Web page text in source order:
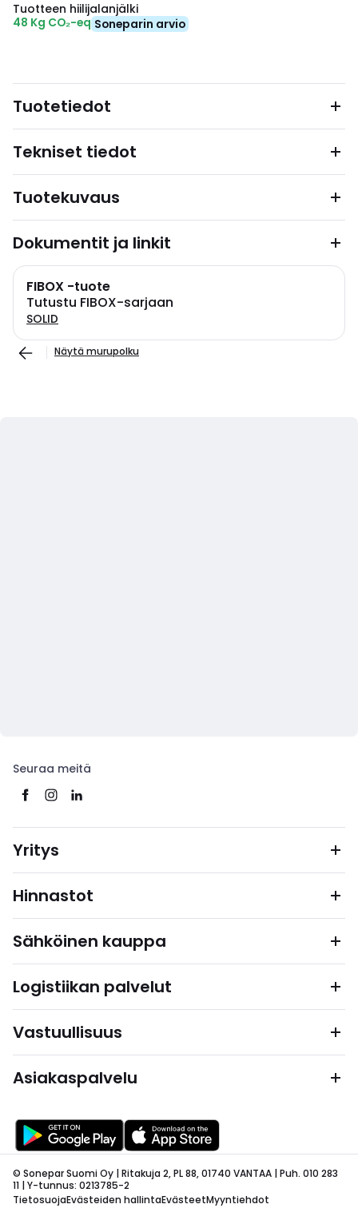
Tuotteen hiilijalanjälki
48 Kg CO₂-eq Soneparin arvio
Tuotetiedot
Tekniset tiedot
Tuotekuvaus
Dokumentit ja linkit
FIBOX -tuote
Tutustu FIBOX-sarjaan
SOLID
Näytä murupolku
Seuraa meitä
Yritys
Hinnastot
Sähköinen kauppa
Logistiikan palvelut
Vastuullisuus
Asiakaspalvelu
© Sonepar Suomi Oy | Ritakuja 2, PL 88, 01740 VANTAA | Puh. 010 283
11 | Y-tunnus: 0213785-2
TietosuojaEvästeiden hallintaEvästeetMyyntiehdot